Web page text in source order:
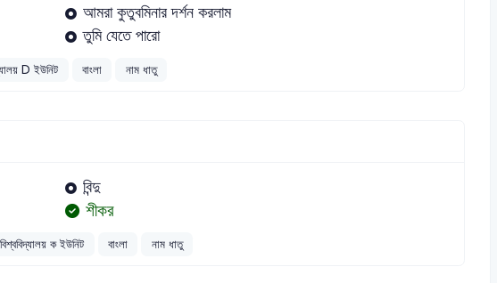
আমরা কুতুবমিনার দর্শন করলাম
তুমি যেতে পারো
D ইউনিট বাংলা নাম ধাতু
বিন্দু
শীকর
ক ইউনিট বাংলা নাম ধাতু